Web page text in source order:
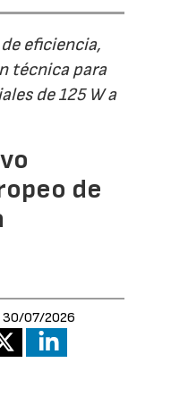
eficiencia,
técnica para
de 125 W a
de
30/07/2026